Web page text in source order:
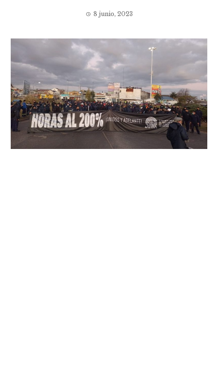
8 junio, 2023